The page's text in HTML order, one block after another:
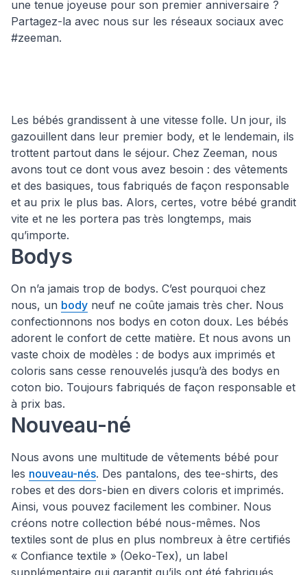
une tenue joyeuse pour son premier anniversaire ?
Partagez-la avec nous sur les réseaux sociaux avec
#zeeman.
Les bébés grandissent à une vitesse folle. Un jour, ils
gazouillent dans leur premier body, et le lendemain, ils
trottent partout dans le séjour. Chez Zeeman, nous
avons tout ce dont vous avez besoin : des vêtements
et des basiques, tous fabriqués de façon responsable
et au prix le plus bas. Alors, certes, votre bébé grandit
vite et ne les portera pas très longtemps, mais
qu’importe.
Bodys
On n’a jamais trop de bodys. C’est pourquoi chez
nous, un body neuf ne coûte jamais très cher. Nous
confectionnons nos bodys en coton doux. Les bébés
adorent le confort de cette matière. Et nous avons un
vaste choix de modèles : de bodys aux imprimés et
coloris sans cesse renouvelés jusqu’à des bodys en
coton bio. Toujours fabriqués de façon responsable et
à prix bas.
Nouveau-né
Nous avons une multitude de vêtements bébé pour
les nouveau-nés. Des pantalons, des tee-shirts, des
robes et des dors-bien en divers coloris et imprimés.
Ainsi, vous pouvez facilement les combiner. Nous
créons notre collection bébé nous-mêmes. Nos
textiles sont de plus en plus nombreux à être certifiés
« Confiance textile » (Oeko-Tex), un label
supplémentaire qui garantit qu’ils ont été fabriqués